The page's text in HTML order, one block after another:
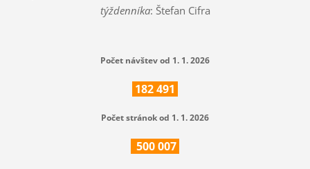
týždenníka: Štefan Cifra
Počet návštev od 1. 1. 2026
182491
Počet stránok od 1. 1. 2026
500007